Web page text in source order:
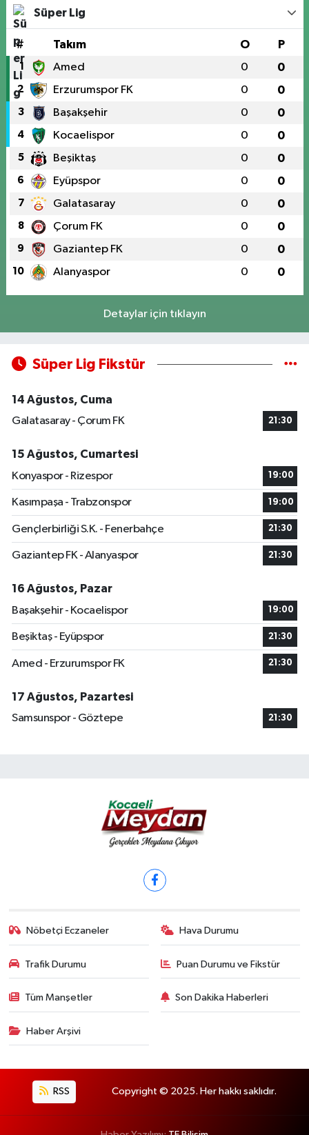
Süper Lig
# Takım O P
1 Amed 0 0
2 Erzurumspor FK 0 0
3 Başakşehir 0 0
4 Kocaelispor 0 0
5 Beşiktaş 0 0
6 Eyüpspor 0 0
7 Galatasaray 0 0
8 Çorum FK 0 0
9 Gaziantep FK 0 0
10 Alanyaspor 0 0
Detaylar için tıklayın
Süper Lig Fikstür
14 Ağustos, Cuma
Galatasaray - Çorum FK
21:30
15 Ağustos, Cumartesi
Konyaspor - Rizespor
19:00
Kasımpaşa - Trabzonspor 19:00
Gençlerbirliği S.K. - Fenerbahçe 21:30
Gaziantep FK - Alanyaspor 21:30
16 Ağustos, Pazar
Başakşehir - Kocaelispor
19:00
Beşiktaş - Eyüpspor 21:30
Amed - Erzurumspor FK 21:30
17 Ağustos, Pazartesi
Samsunspor - Göztepe
21:30
Nöbetçi Eczaneler Hava Durumu
Trafik Durumu Puan Durumu ve Fikstür
Tüm Manşetler Son Dakika Haberleri
Haber Arşivi
RSS Copyright © 2025. Her hakkı saklıdır.